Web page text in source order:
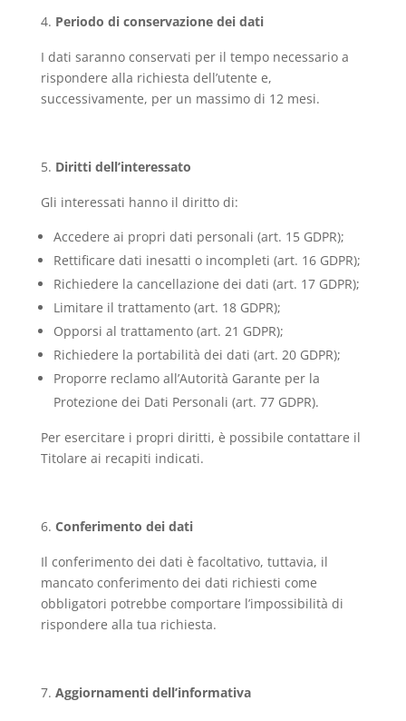
Periodo di conservazione dei dati
I dati saranno conservati per il tempo necessario a
rispondere alla richiesta dell’utente e,
successivamente, per un massimo di 12 mesi.
Diritti dell’interessato
Gli interessati hanno il diritto di:
Accedere ai propri dati personali (art. 15 GDPR);
Rettificare dati inesatti o incompleti (art. 16 GDPR);
Richiedere la cancellazione dei dati (art. 17 GDPR);
Limitare il trattamento (art. 18 GDPR);
Opporsi al trattamento (art. 21 GDPR);
Richiedere la portabilità dei dati (art. 20 GDPR);
Proporre reclamo all’Autorità Garante per la
Protezione dei Dati Personali (art. 77 GDPR).
Per esercitare i propri diritti, è possibile contattare il
Titolare ai recapiti indicati.
Conferimento dei dati
Il conferimento dei dati è facoltativo, tuttavia, il
mancato conferimento dei dati richiesti come
obbligatori potrebbe comportare l’impossibilità di
rispondere alla tua richiesta.
Aggiornamenti dell’informativa